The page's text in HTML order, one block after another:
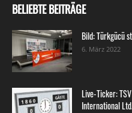
BELIEBTE BEITRÄGE
Bild: Türkgücü
6. März 2022
Live-Ticker:
International